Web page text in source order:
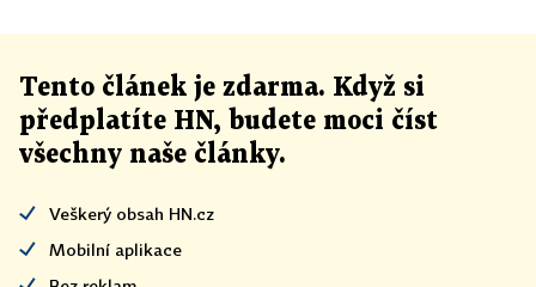
Tento článek je zdarma. Když si
předplatíte HN, budete moci číst
všechny naše články.
Veškerý obsah HN.cz
Mobilní aplikace